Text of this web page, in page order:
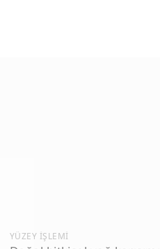
YÜZEY İŞLEMI